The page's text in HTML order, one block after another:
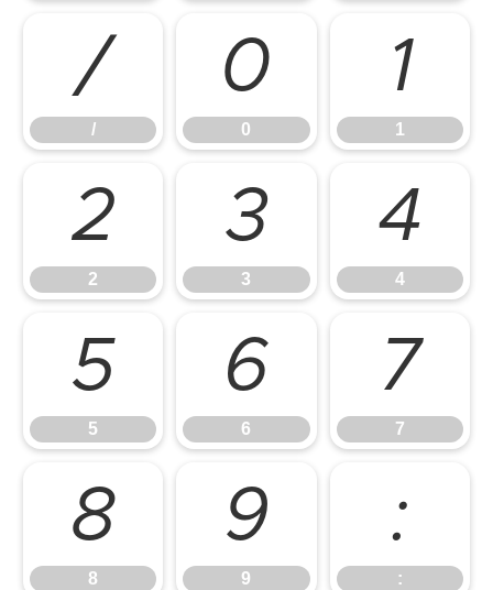
/
/
0
0
1
1
2
2
3
3
4
4
5
5
6
6
7
7
8
8
9
9
:
: